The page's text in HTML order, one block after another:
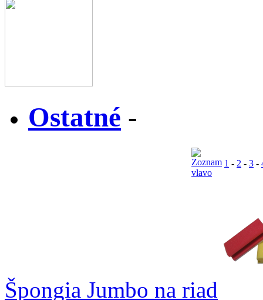
Ostatné -
1 - 2 - 3 -
Špongia Jumbo na riad